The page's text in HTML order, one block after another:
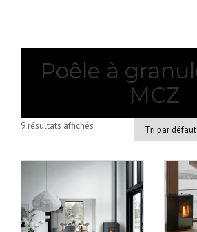
Poêle à
MCZ
9 résultats affichés